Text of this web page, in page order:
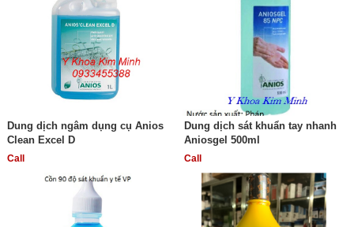
Dung dịch ngâm dụng cụ Anios
Clean Excel D
Call
Dung dịch sát khuẩn tay nhanh
Aniosgel 500ml
Call